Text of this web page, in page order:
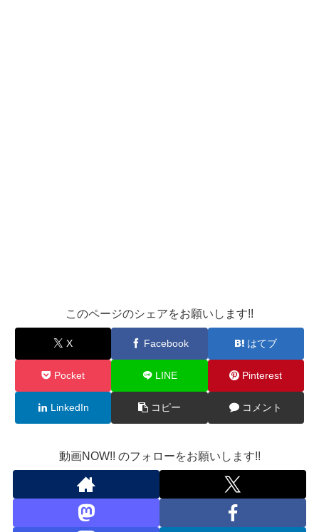
このページのシェアをお願いします!!
X Facebook はてブ
Pocket LINE Pinterest
LinkedIn コピー コメント
動画NOW!! のフォローをお願いします!!